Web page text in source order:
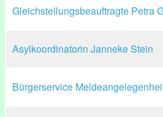
Gleichstellungsbeauftragte Petra
Asylkoordinatorin Janneke Stein
Bürgerservice